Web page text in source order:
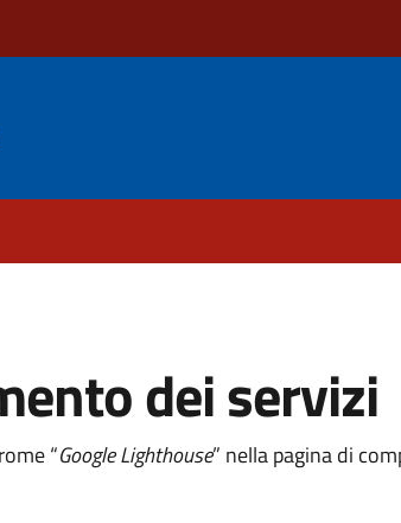
dei servizi
“Google Lighthouse” nella pagina di